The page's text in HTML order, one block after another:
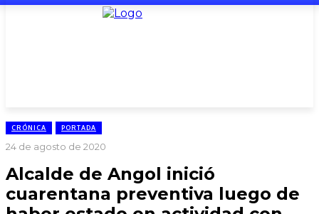
CRÓNICA PORTADA
24 de agosto de 2020
Alcalde de Angol inició
cuarentana preventiva luego de